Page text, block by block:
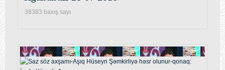
38383 baxış sayı